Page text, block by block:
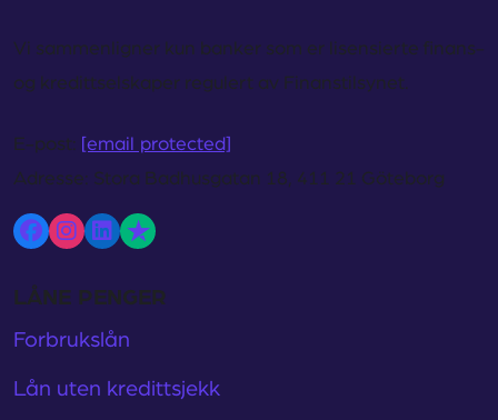
Vi sammenligner kun banker som er lisensierte finans-
og kredittselskaper regulert av Finanstilsynet.
E-post: [email protected]
Adresse: Stora Badhusgatan 18, 411 21 Göteborg
LÅNE PENGER
Forbrukslån
Lån uten kredittsjekk